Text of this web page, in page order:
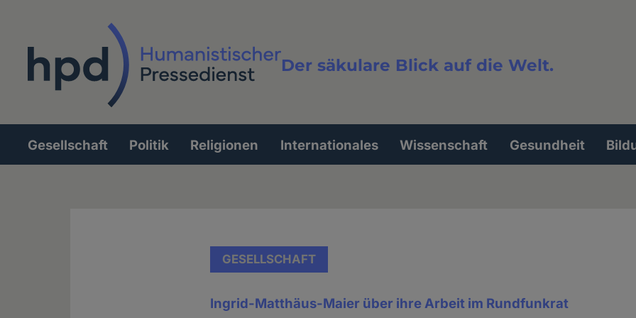
Der säkulare Blick auf die Welt.
Volltextsuche
Hauptnavigation
Gesellschaft Politik Religionen Internationales Wissenschaft Gesundheit
GESELLSCHAFT
Ingrid-Matthäus-Maier über ihre Arbeit im Rundfunkrat